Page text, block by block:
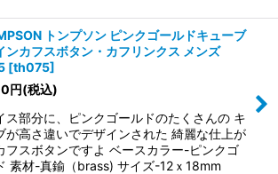
トンプソン ピンクゴールドキューブ
ンカフスボタン・カフリンクス メンズ
[th075]
円(税込)
ス部分に、ピンクゴールドのたくさんの キ
が高さ違いでデザインされた 綺麗な仕上が
フスボタンですよ ベースカラー-ピンクゴ
素材-真鍮（brass) サイズ-12ｘ18mm